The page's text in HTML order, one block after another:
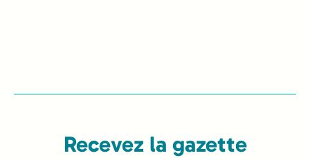
Recevez la gazette